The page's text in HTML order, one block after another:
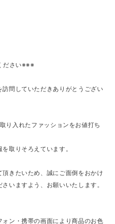
ださい※※※
問していただきありがとうござい
り入れたファッションをお値打ち
取りそろえています。
きたいため、誠にご面倒をおかけ
いますよう、お願いいたします。
ォン・携帯の画面により商品のお色